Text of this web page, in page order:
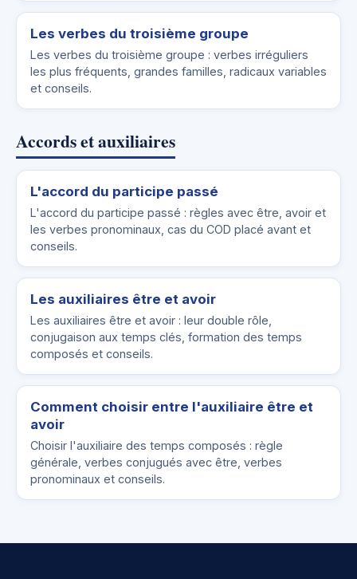
Les verbes du troisième groupe
Les verbes du troisième groupe : verbes irréguliers
les plus fréquents, grandes familles, radicaux variables
et conseils.
Accords et auxiliaires
L'accord du participe passé
L'accord du participe passé : règles avec être, avoir et
les verbes pronominaux, cas du COD placé avant et
conseils.
Les auxiliaires être et avoir
Les auxiliaires être et avoir : leur double rôle,
conjugaison aux temps clés, formation des temps
composés et conseils.
Comment choisir entre l'auxiliaire être et
avoir
Choisir l'auxiliaire des temps composés : règle
générale, verbes conjugués avec être, verbes
pronominaux et conseils.